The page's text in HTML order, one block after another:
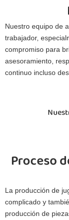
Nuestro equipo de
trabajador,
compromiso para
asesoramiento,
continuo incluso
Proceso
La producción de
complicado y
producción de